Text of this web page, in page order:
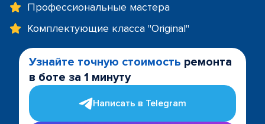
Профессиональные мастера
Комплектующие класса "Original"
Узнайте точную стоимость ремонта
в боте за 1 минуту
Написать в Telegram